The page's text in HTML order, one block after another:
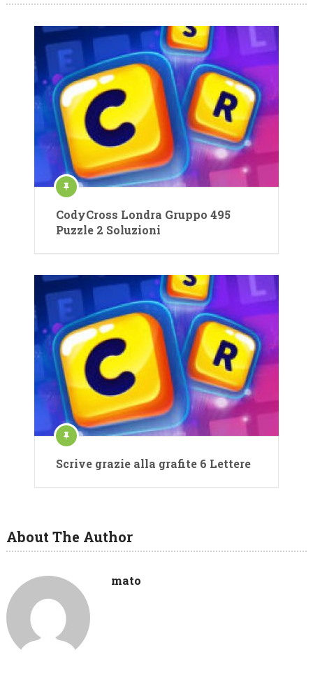
CodyCross Londra Gruppo 495
Puzzle 2 Soluzioni
Scrive grazie alla grafite 6 Lettere
About The Author
mato